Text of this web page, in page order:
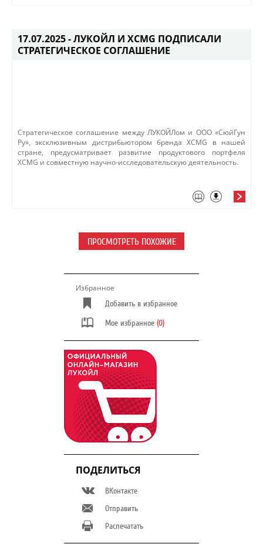
17.07.2025 -ЛУКОЙЛ И XCMG ПОДПИСАЛИ
СТРАТЕГИЧЕСКОЕ СОГЛАШЕНИЕ
Стратегическое соглашение между ЛУКОЙЛом и ООО «СюйГун
Ру», эксклюзивным дистрибьютором бренда XCMG в нашей
стране, предусматривает развитие продуктового портфеля
XCMG и совместную научно-исследовательскую деятельность.
ПРОСМОТРЕТЬ ПОХОЖИЕ
Избранное
Добавить в избранное
Мое избранное (0)
ПОДЕЛИТЬСЯ
ВКонтакте
Отправить
Распечатать